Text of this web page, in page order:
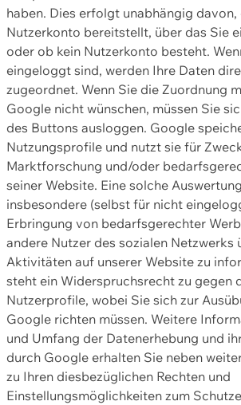
haben. Dies erfolgt unabhängig
Nutzerkonto bereitstellt, über das Sie
oder ob kein Nutzerkonto besteht.
eingeloggt sind, werden Ihre Daten
zugeordnet. Wenn Sie die Zuordnung
Google nicht wünschen, müssen Sie
des Buttons ausloggen. Google
Nutzungsprofile und nutzt sie für
Marktforschung und/oder
seiner Website. Eine solche
insbesondere (selbst für nicht
Erbringung von bedarfsgerechter
andere Nutzer des sozialen Netzwerks
Aktivitäten auf unserer Website zu
steht ein Widerspruchsrecht zu gegen
Nutzerprofile, wobei Sie sich zur
Google richten müssen. Weitere
und Umfang der Datenerhebung und
durch Google erhalten Sie neben
zu Ihren diesbezüglichen Rechten und
Einstellungsmöglichkeiten zum